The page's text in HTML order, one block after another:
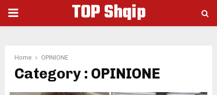
PRIMARY
TOP Shqip
Home OPINIONE
Category : OPINIONE